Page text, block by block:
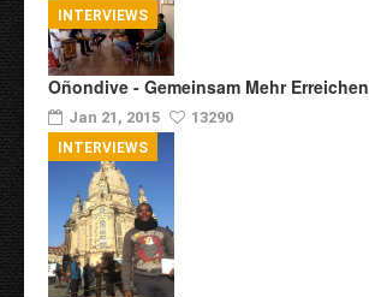
Oñondive - Gemeinsam Mehr Erreichen
Jan 21, 2015 13290
INTERVIEWS
INTERVIEWS